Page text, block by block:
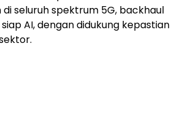
seluruh spektrum 5G, backhaul
AI, dengan didukung kepastian